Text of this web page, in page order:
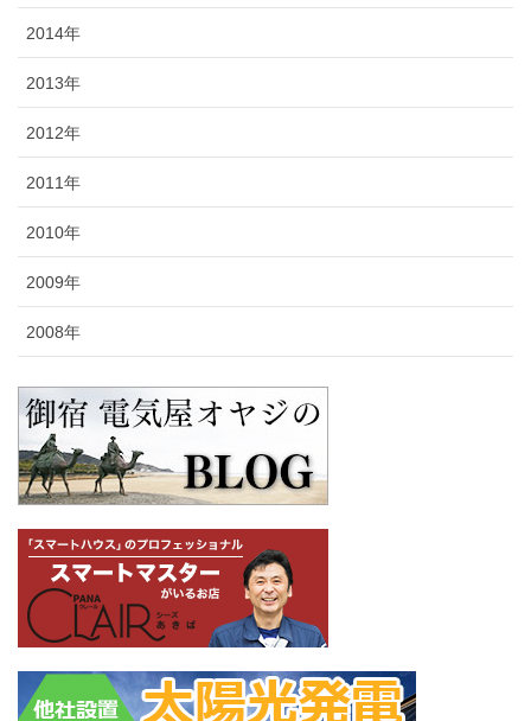
2014年
2013年
2012年
2011年
2010年
2009年
2008年